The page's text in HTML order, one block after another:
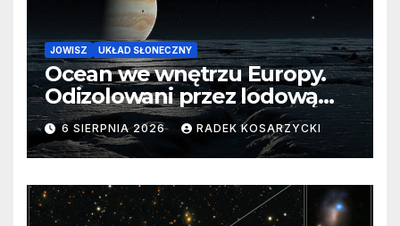
JOWISZ UKŁAD SŁONECZNY
Ocean we wnętrzu Europy.
Odizolowani przez lodową
barierę
6 SIERPNIA 2026 RADEK KOSARZYCKI